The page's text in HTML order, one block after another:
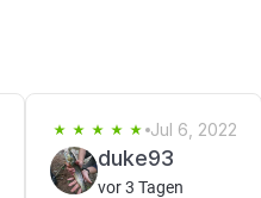
Jul 6, 2022
duke93
vor 3 Tagen